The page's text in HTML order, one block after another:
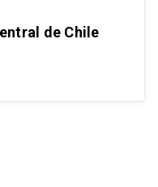
de Chile